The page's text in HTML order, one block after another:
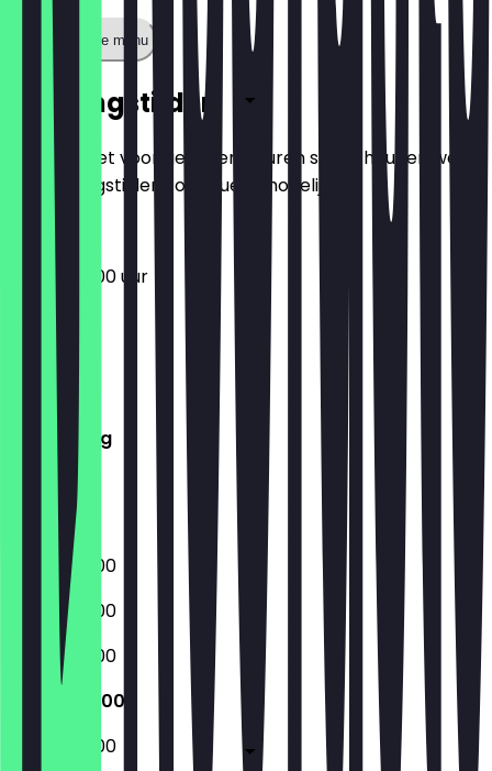
Toon volledige menu
Openingstijden
Zodat je niet voor gesloten deuren staat, houden we
de openingstijden zo actueel mogelijk.
06:00 - 18:00 uur
Maandag
Dinsdag
Woensdag
Donderdag
Vrijdag
Zaterdag
06:00 - 18:00
06:00 - 18:00
06:00 - 18:00
06:00 - 18:00
06:00 - 18:00